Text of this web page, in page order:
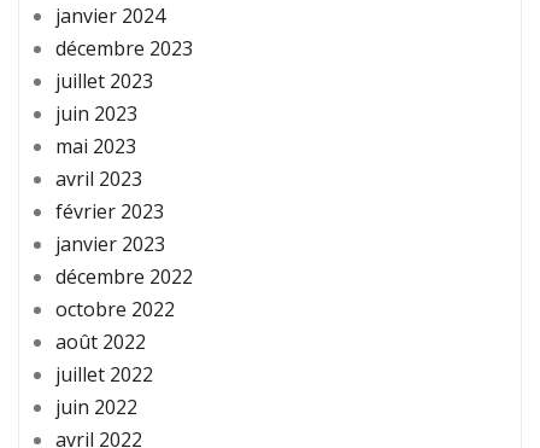
janvier 2024
décembre 2023
juillet 2023
juin 2023
mai 2023
avril 2023
février 2023
janvier 2023
décembre 2022
octobre 2022
août 2022
juillet 2022
juin 2022
avril 2022